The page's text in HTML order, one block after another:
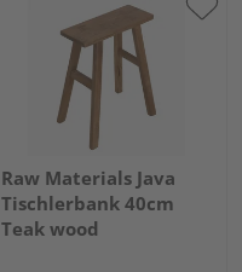
Raw Materials Java
Tischlerbank 40cm
Teak wood